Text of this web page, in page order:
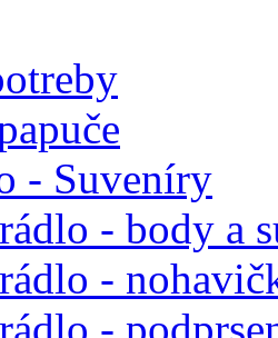
- Suveníry
- body a
-
-